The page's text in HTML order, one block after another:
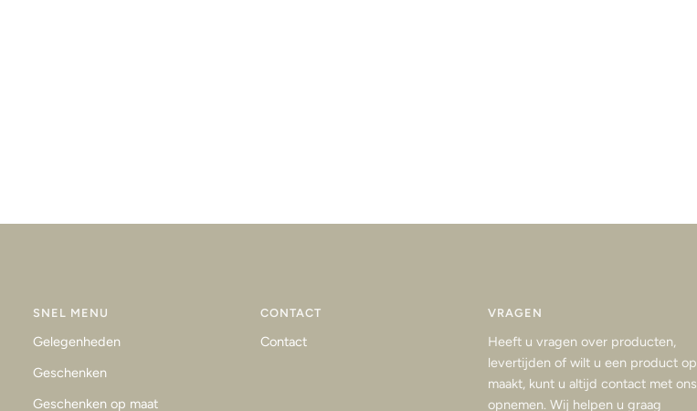
SNEL MENU
Gelegenheden
Geschenken
Geschenken op maat
CONTACT
Contact
VRAGEN
Heeft u vragen over producten,
levertijden of wilt u een product op
maakt, kunt u altijd contact met ons
opnemen. Wij helpen u graag